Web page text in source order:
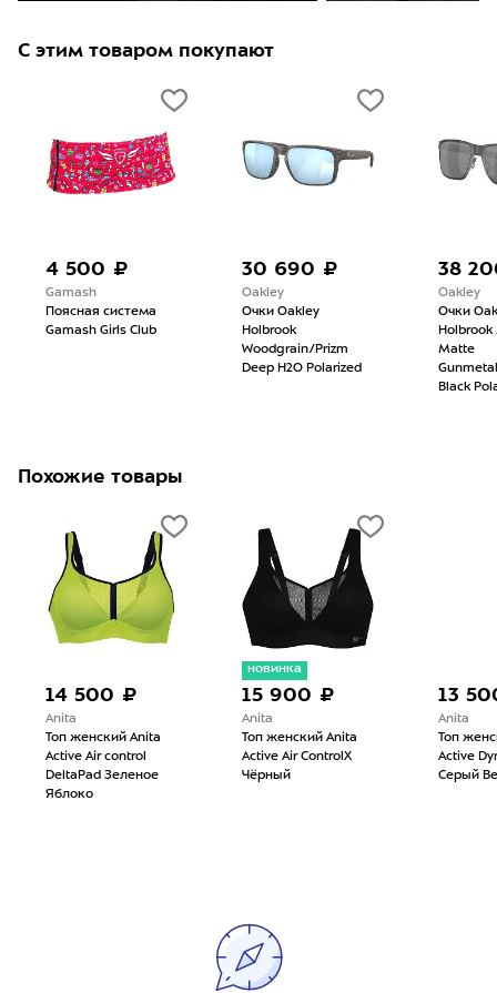
С этим товаром покупают
4 500 ₽
Gamash
Поясная система
Gamash Girls Club
30 690 ₽
Oakley
Очки Oakley
Holbrook
Woodgrain/Prizm
Deep H2O Polarized
38
Oakley
Очки
Holbrook
Matte
Black
Похожие товары
14 500 ₽
Anita
Топ женский Anita
Active Air control
DeltaPad Зеленое
Яблоко
новинка
15 900 ₽
Anita
Топ женский Anita
Active Air ControlX
Чёрный
13
Anita
Топ
Active
Серый